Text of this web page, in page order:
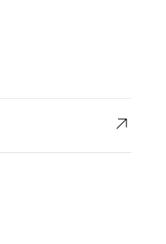
↗︎